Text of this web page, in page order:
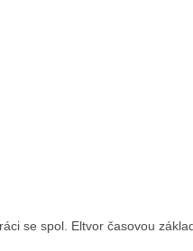
se spol. Eltvor časovou